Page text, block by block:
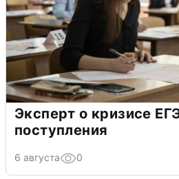
Эксперт о кризисе
поступления
6 августа 0